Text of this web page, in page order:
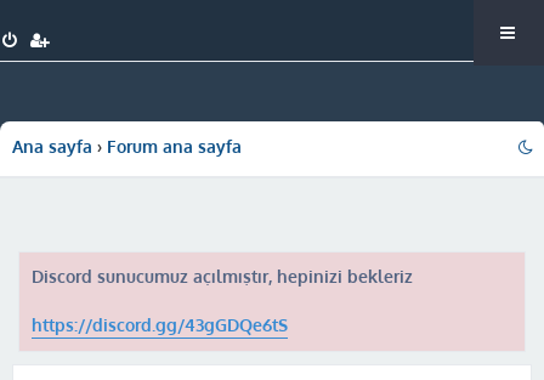
Ana sayfa Forum ana sayfa
Discord sunucumuz açılmıştır, hepinizi bekleriz
https://discord.gg/43gGDQe6tS